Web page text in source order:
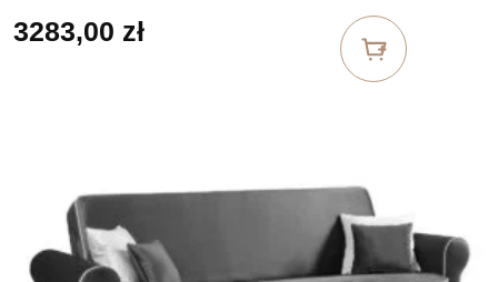
3283,00 zł